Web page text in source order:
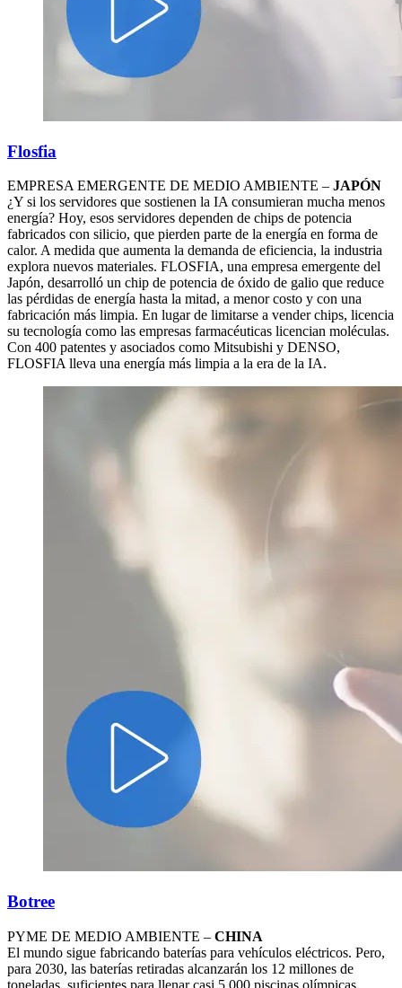
Flosfia
EMPRESA EMERGENTE DE MEDIO AMBIENTE – JAPÓN
¿Y si los servidores que sostienen la IA consumieran mucha menos
energía? Hoy, esos servidores dependen de chips de potencia
fabricados con silicio, que pierden parte de la energía en forma de
calor. A medida que aumenta la demanda de eficiencia, la industria
explora nuevos materiales. FLOSFIA, una empresa emergente del
Japón, desarrolló un chip de potencia de óxido de galio que reduce
las pérdidas de energía hasta la mitad, a menor costo y con una
fabricación más limpia. En lugar de limitarse a vender chips, licencia
su tecnología como las empresas farmacéuticas licencian moléculas.
Con 400 patentes y asociados como Mitsubishi y DENSO,
FLOSFIA lleva una energía más limpia a la era de la IA.
Botree
PYME DE MEDIO AMBIENTE – CHINA
El mundo sigue fabricando baterías para vehículos eléctricos. Pero,
para 2030, las baterías retiradas alcanzarán los 12 millones de
toneladas, suficientes para llenar casi 5 000 piscinas olímpicas.